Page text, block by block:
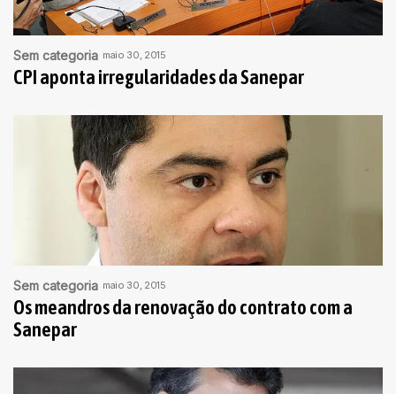
Sem categoria maio 30, 2015
CPI aponta irregularidades da Sanepar
Sem categoria maio 30, 2015
Os meandros da renovação do contrato com a
Sanepar